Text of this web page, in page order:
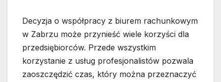
Decyzja o współpracy z biurem rachunkowym
w Zabrzu może przynieść wiele korzyści dla
przedsiębiorców. Przede wszystkim
korzystanie z usług profesjonalistów pozwala
zaoszczędzić czas, który można przeznaczyć